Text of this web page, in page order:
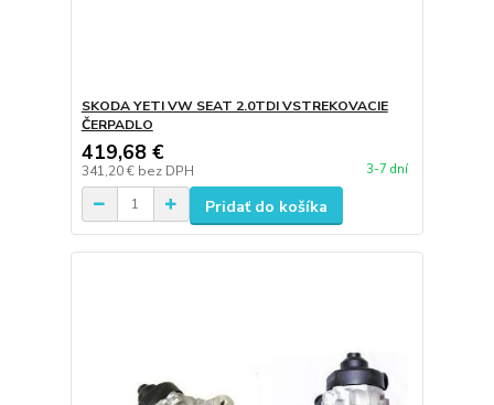
SKODA YETI VW SEAT 2.0TDI VSTREKOVACIE
ČERPADLO
419,68 €
341,20 € bez DPH 3-7 dní
Pridať do košíka